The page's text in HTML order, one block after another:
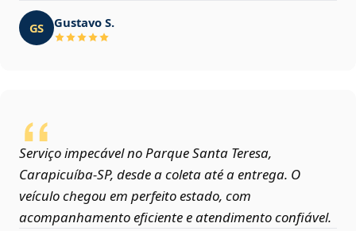
GS Gustavo S.
Serviço impecável no Parque Santa Teresa,
Carapicuíba‑SP, desde a coleta até a entrega. O
veículo chegou em perfeito estado, com
acompanhamento eficiente e atendimento confiável.